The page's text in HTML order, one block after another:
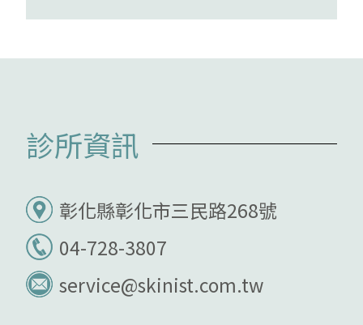
診所資訊
彰化縣彰化市三民路268號
04-728-3807
service@skinist.com.tw